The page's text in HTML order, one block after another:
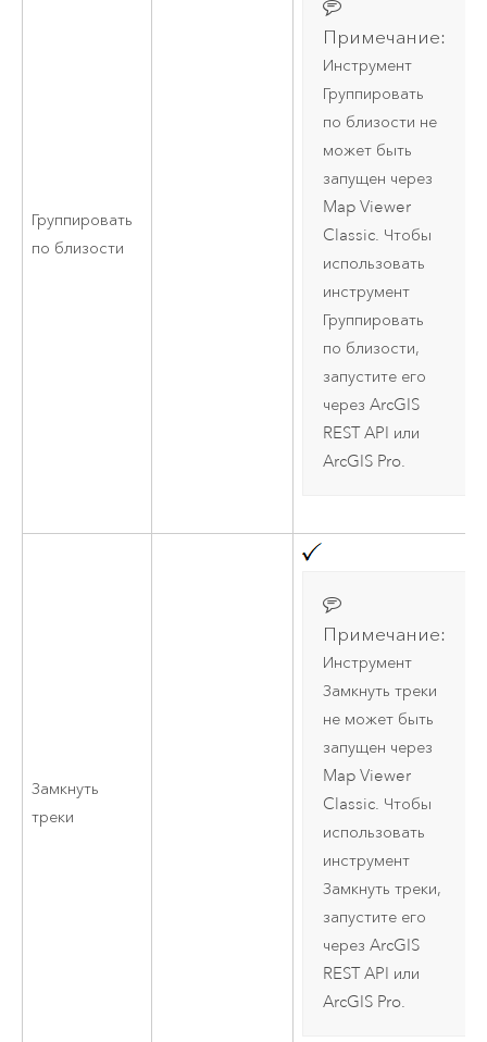
Группировать
по близости
Примечание:
Инструмент
Группировать
по близости не
может быть
запущен через
Map Viewer
Classic. Чтобы
использовать
инструмент
Группировать
по близости,
запустите его
через ArcGIS
REST API или
ArcGIS Pro.
Замкнуть
треки
Примечание:
Инструмент
Замкнуть треки
не может быть
запущен через
Map Viewer
Classic. Чтобы
использовать
инструмент
Замкнуть треки,
запустите его
через ArcGIS
REST API или
ArcGIS Pro.